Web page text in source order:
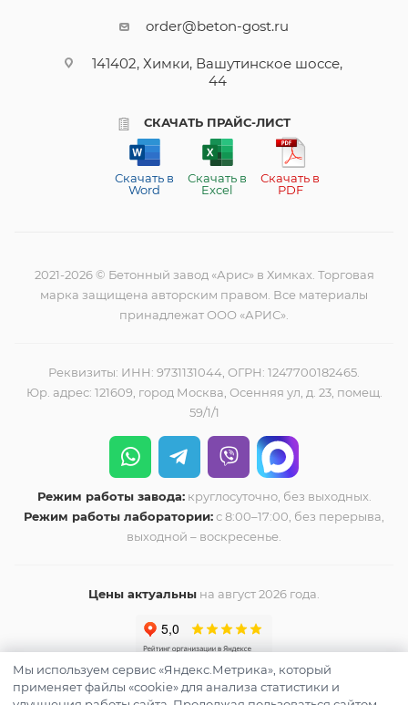
order@beton-gost.ru
141402, Химки, Вашутинское шоссе,
44
СКАЧАТЬ ПРАЙС-ЛИСТ
Скачать в
Word
Скачать в
Excel
Скачать в
PDF
2021-2026 © Бетонный завод «Арис» в Химках. Торговая
марка защищена авторским правом. Все материалы
принадлежат ООО «АРИС».
Реквизиты: ИНН: 9731131044, ОГРН: 1247700182465.
Юр. адрес: 121609, город Москва, Осенняя ул, д. 23, помещ.
59/1/1
Режим работы завода:круглосуточно, без выходных.
Режим работы лаборатории:с 8:00–17:00, без перерыва,
выходной – воскресенье.
Цены актуальны на август 2026 года.
Мы используем сервис «Яндекс.Метрика», который
применяет файлы «cookie» для анализа статистики и